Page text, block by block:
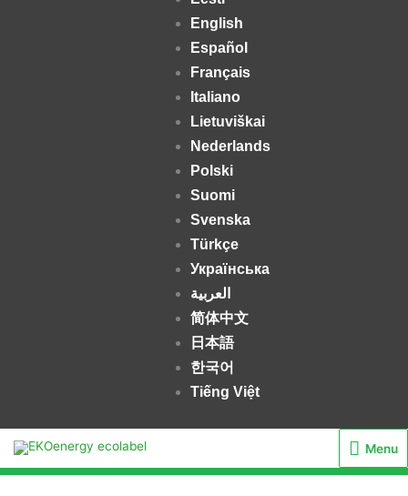
English
Español
Français
Italiano
Lietuviškai
Nederlands
Polski
Suomi
Svenska
Türkçe
Українська
العربية
简体中文
日本語
한국어
Tiếng Việt
Menu
Menu